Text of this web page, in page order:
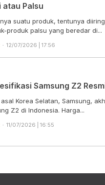
atau Palsu
suatu produk, tentunya
produk palsu yang beredar di...
12/07/2026 | 17:56
Samsung Z2
Korea Selatan, Samsung,
Z2 di Indonesia. Harga...
11/07/2026 | 16:55